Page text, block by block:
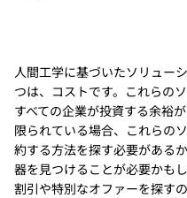
人間工学に基づいたソリュー
つは、コストです。これらの
すべての企業が投資する余裕
限られている場合、これらの
約する方法を探す必要がある
器を見つけることが必要かも
割引や特別なオファーを探す